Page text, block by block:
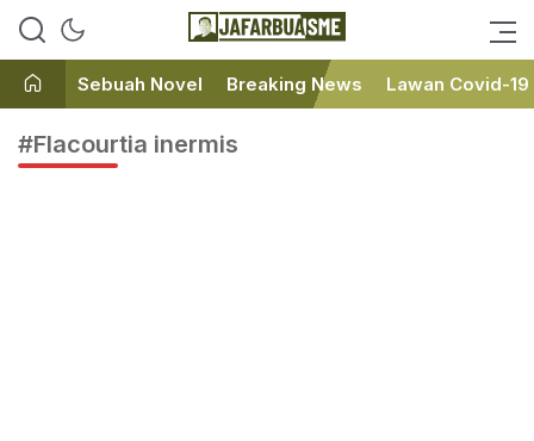
JafarBua
Ini bukan Media Online, Ini
Sebuah Novel Breaking News Lawan Covid-19
#Flacourtia inermis